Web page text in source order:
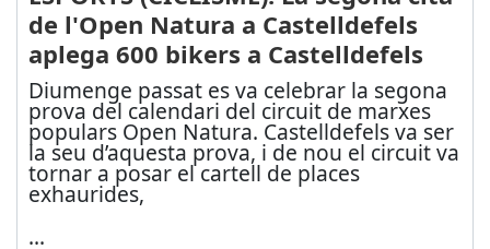
de l'Open Natura a Castelldefels
aplega 600 bikers a Castelldefels
Diumenge passat es va celebrar la segona
prova del calendari del circuit de marxes
populars Open Natura. Castelldefels va ser
la seu d’aquesta prova, i de nou el circuit va
tornar a posar el cartell de places
exhaurides,
...